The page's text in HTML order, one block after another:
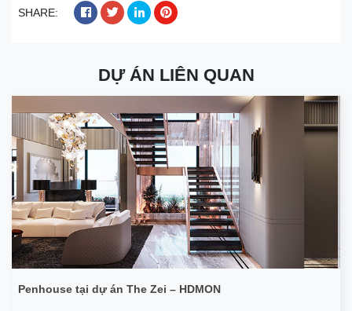
SHARE:
DỰ ÁN LIÊN QUAN
Penhouse tại dự án The Zei – HDMON